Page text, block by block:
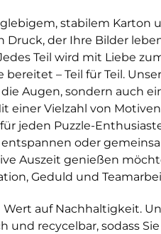
stabilem Karton
Druck, der Ihre Bilder
Teil wird mit Liebe
– Teil für Teil.
Augen, sondern auch
einer Vielzahl von
jeden Puzzle-
entspannen oder
Auszeit genießen
Geduld und
auf Nachhaltigkeit.
und recycelbar, sodass